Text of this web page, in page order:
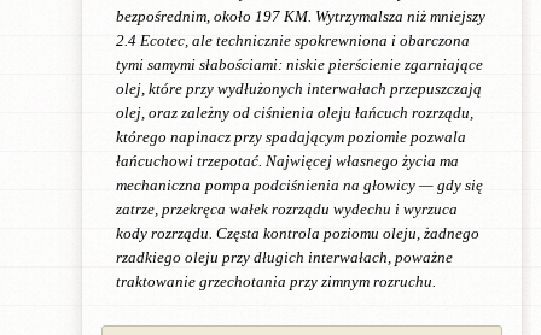
bezpośrednim, około 197 KM. Wytrzymalsza niż mniejszy
2.4 Ecotec, ale technicznie spokrewniona i obarczona
tymi samymi słabościami: niskie pierścienie zgarniające
olej, które przy wydłużonych interwałach przepuszczają
olej, oraz zależny od ciśnienia oleju łańcuch rozrządu,
którego napinacz przy spadającym poziomie pozwala
łańcuchowi trzepotać. Najwięcej własnego życia ma
mechaniczna pompa podciśnienia na głowicy — gdy się
zatrze, przekręca wałek rozrządu wydechu i wyrzuca
kody rozrządu. Częsta kontrola poziomu oleju, żadnego
rzadkiego oleju przy długich interwałach, poważne
traktowanie grzechotania przy zimnym rozruchu.